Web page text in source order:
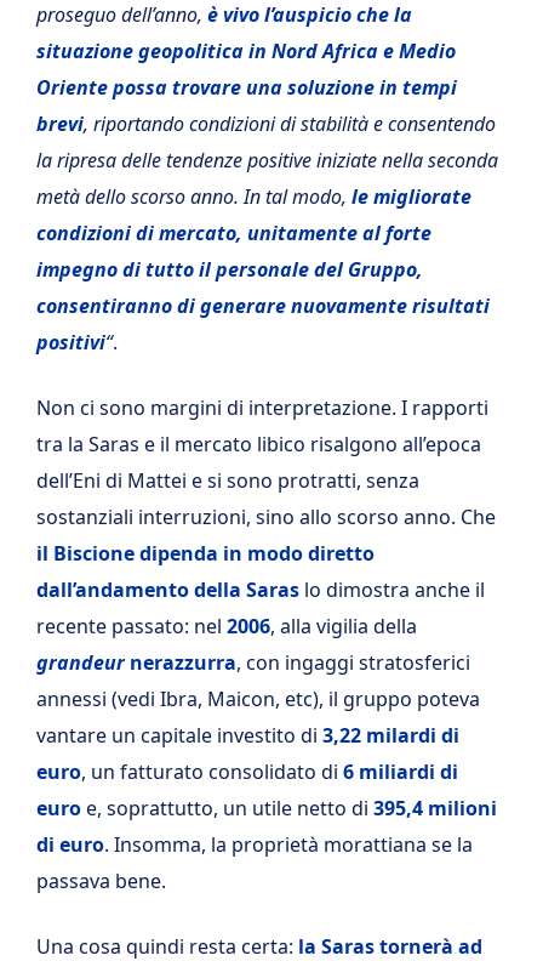
proseguo dell’anno, è vivo l’auspicio che la
situazione geopolitica in Nord Africa e Medio
Oriente possa trovare una soluzione in tempi
brevi, riportando condizioni di stabilità e consentendo
la ripresa delle tendenze positive iniziate nella seconda
metà dello scorso anno. In tal modo, le migliorate
condizioni di mercato, unitamente al forte
impegno di tutto il personale del Gruppo,
consentiranno di generare nuovamente risultati
positivi“.
Non ci sono margini di interpretazione. I rapporti
tra la Saras e il mercato libico risalgono all’epoca
dell’Eni di Mattei e si sono protratti, senza
sostanziali interruzioni, sino allo scorso anno. Che
il Biscione dipenda in modo diretto
dall’andamento della Saras lo dimostra anche il
recente passato: nel 2006, alla vigilia della
grandeurnerazzurra, con ingaggi stratosferici
annessi (vedi Ibra, Maicon, etc), il gruppo poteva
vantare un capitale investito di 3,22 milardi di
euro, un fatturato consolidato di 6 miliardi di
euroe, soprattutto, un utile netto di 395,4 milioni
di euro. Insomma, la proprietà morattiana se la
passava bene.
Una cosa quindi resta certa: la Saras tornerà ad